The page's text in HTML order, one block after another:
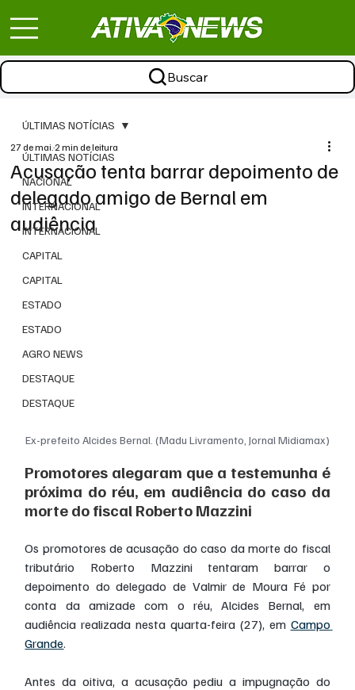
Buscar
ÚLTIMAS NOTÍCIAS
NACIONAL
INTERNACIONAL
INTERNACIONAL
CAPITAL
CAPITAL
ESTADO
ESTADO
AGRO NEWS
DESTAQUE
DESTAQUE
ÚLTIMAS NOTÍCIAS
Acusação tenta barrar depoimento de
delegado amigo de Bernal em
audiência
27 de mai.2 min de leitura
Ex-prefeito Alcides Bernal. (Madu Livramento, Jornal Midiamax)
Promotores alegaram que a testemunha é
próxima do réu, em audiência do caso da
morte do fiscal Roberto Mazzini
Os promotores de acusação do caso da morte do fiscal
tributário Roberto Mazzini tentaram barrar o
depoimento do delegado de Valmir de Moura Fé por
conta da amizade com o réu, Alcides Bernal, em
audiência realizada nesta quarta-feira (27), em Campo
Grande.
Antes da oitiva, a acusação pediu a impugnação do